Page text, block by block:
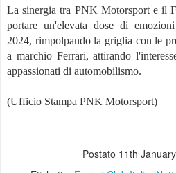
La sinergia tra PNK Motorsport e il
portare un'elevata dose di
2024, rimpolpando la griglia con le
a marchio Ferrari, attirando
appassionati di automobilismo.
(Ufficio Stampa PNK Motorsport)
Postato 11th